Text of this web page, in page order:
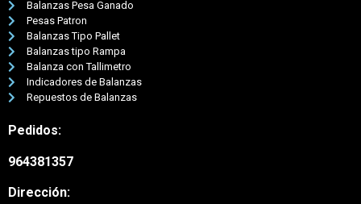
Balanzas Pesa Ganado
Pesas Patron
Balanzas Tipo Pallet
Balanzas tipo Rampa
Balanza con Tallimetro
Indicadores de Balanzas
Repuestos de Balanzas
Pedidos:
964381357
Dirección: